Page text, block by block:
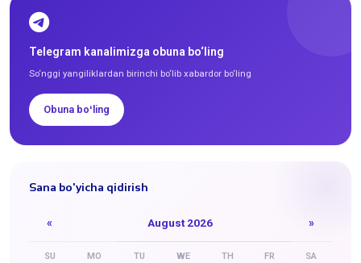
Telegram kanalimizga obuna bo‘ling
So‘nggi yangiliklardan birinchi bo‘lib xabardor bo‘ling
Obuna boʻling
Sana bo'yicha qidirish
« August 2026 »
SU MO TU WE TH FR SA